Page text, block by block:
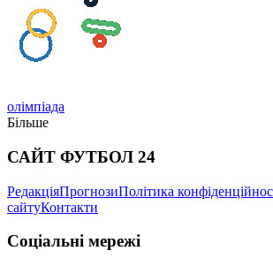
олімпіада
Більше
САЙТ ФУТБОЛ 24
РедакціяПрогнозиПолітика
сайтуКонтакти
Соціальні мережі